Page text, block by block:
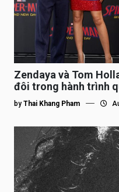
Zendaya và Tom
đôi trong hành trình
by Thai Khang Pham